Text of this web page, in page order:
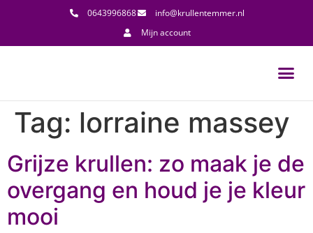
0643996868
info@krullentemmer.nl
Mijn account
Tag: lorraine massey
Grijze krullen: zo maak je de
overgang en houd je je kleur
mooi